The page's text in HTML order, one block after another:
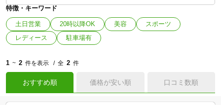
特徴・キーワード
土日営業 20時以降OK 美容
スポーツ
レディース
駐車場有
1 ~ 2 件を表示 全 2 件
おすすめ順 価格が安い順 口コミ数順